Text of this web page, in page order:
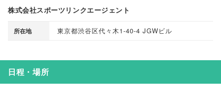
株式会社スポーツリンクエージェント
所在地 東京都渋谷区代々木1-40-4 JGWビル
日程・場所